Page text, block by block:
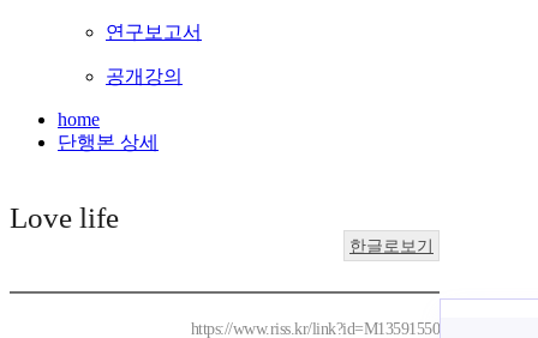
연구보고서
공개강의
home
단행본 상세
Love life
한글로보기
https://www.riss.kr/link?id=M13591550